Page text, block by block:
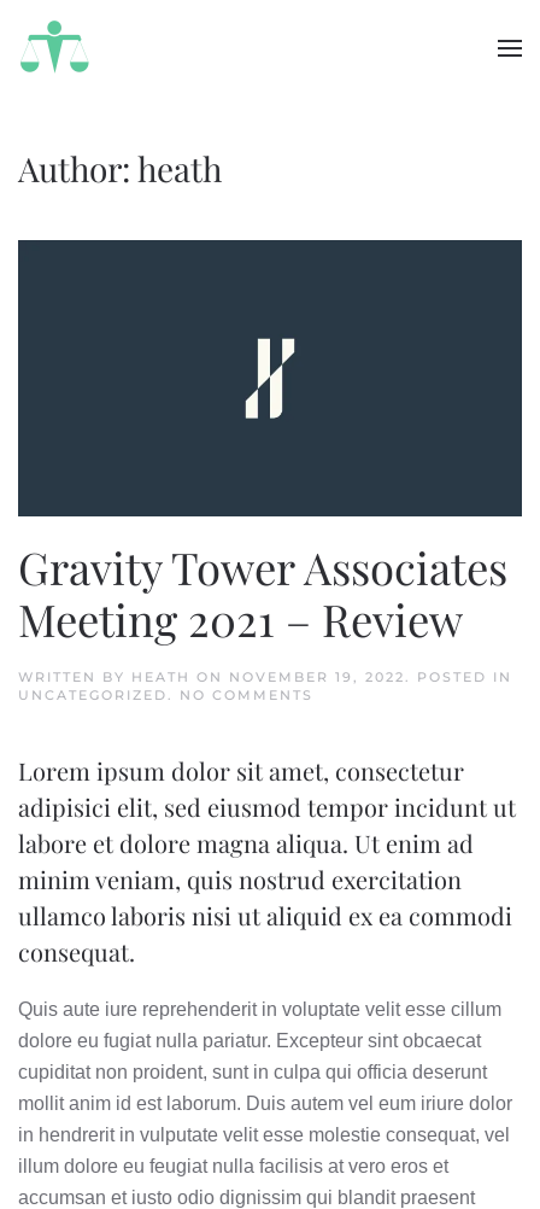
Skip to main content
Author:heath
Gravity Tower Associates
Meeting 2021 – Review
WRITTEN BY HEATH ON NOVEMBER 19, 2022
. POSTED IN
UNCATEGORIZED
NO COMMENTS
MEETING
2021
–
REVIEW
Lorem ipsum dolor sit amet, consectetur
adipisici elit, sed eiusmod tempor incidunt ut
labore et dolore magna aliqua. Ut enim ad
minim veniam, quis nostrud exercitation
ullamco laboris nisi ut aliquid ex ea commodi
consequat.
Quis aute iure reprehenderit in voluptate velit esse cillum
dolore eu fugiat nulla pariatur. Excepteur sint obcaecat
cupiditat non proident, sunt in culpa qui officia deserunt
mollit anim id est laborum. Duis autem vel eum iriure dolor
in hendrerit in vulputate velit esse molestie consequat, vel
illum dolore eu feugiat nulla facilisis at vero eros et
accumsan et iusto odio dignissim qui blandit praesent